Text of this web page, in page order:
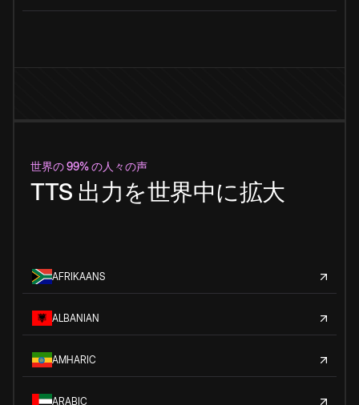
世界の 99% の人々の声
TTS 出力を世界中に拡大
AFRIKAANS
ALBANIAN
AMHARIC
ARABIC